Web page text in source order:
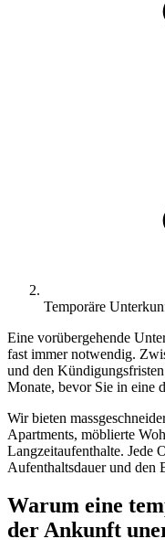
Temporäre
Eine vorübergehende
fast immer notwendig.
und den
Monate, bevor Sie in eine
Wir bieten
Apartments, möblierte
Langzeitaufenthalte. Jede
Aufenthaltsdauer und den
Warum eine
der Ankunft